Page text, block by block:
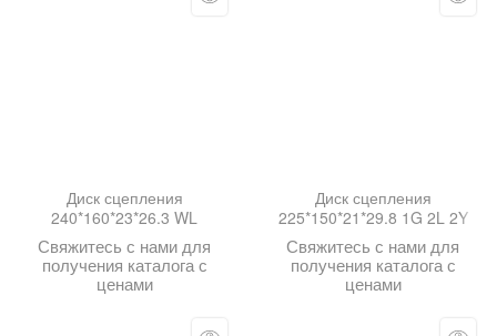
Диск сцепления
240*160*23*26.3 WL
Свяжитесь с нами для
получения каталога с
ценами
Диск сцепления
225*150*21*29.8 1G 2L 2Y
Свяжитесь с нами для
получения каталога с
ценами